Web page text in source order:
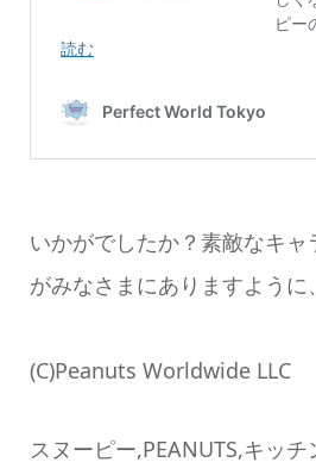
いかがでしたか？素敵なキ
がみなさまにありますように
(C)Peanuts Worldwide LLC
スヌーピー,PEANUTS,キッ